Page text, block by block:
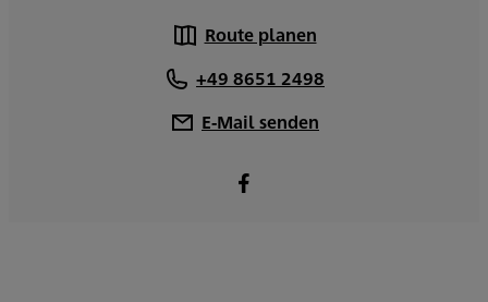
Route planen
+49 8651 2498
E-Mail senden